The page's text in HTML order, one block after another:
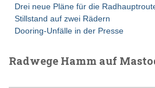
Drei neue Pläne für die
Stillstand auf zwei Rädern
Dooring-Unfälle in der Presse
Radwege Hamm auf